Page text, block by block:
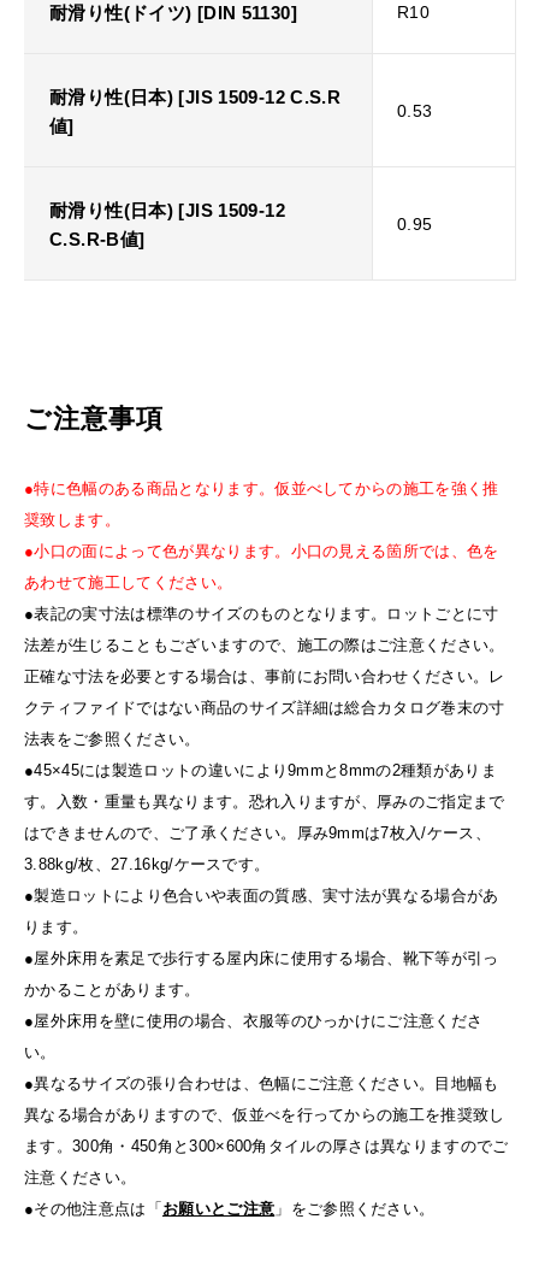
耐滑り性(ドイツ) [DIN 51130] R10
耐滑り性(日本) [JIS 1509-12 C.S.R
値]
0.53
耐滑り性(日本) [JIS 1509-12
C.S.R-B値]
0.95
ご注意事項
●特に色幅のある商品となります。仮並べしてからの施工を強く推
奨致します。
●小口の面によって色が異なります。小口の見える箇所では、色を
あわせて施工してください。
●表記の実寸法は標準のサイズのものとなります。ロットごとに寸
法差が生じることもございますので、施工の際はご注意ください。
正確な寸法を必要とする場合は、事前にお問い合わせください。レ
クティファイドではない商品のサイズ詳細は総合カタログ巻末の寸
法表をご参照ください。
●45×45には製造ロットの違いにより9mmと8mmの2種類がありま
す。入数・重量も異なります。恐れ入りますが、厚みのご指定まで
はできませんので、ご了承ください。厚み9mmは7枚入/ケース、
3.88kg/枚、27.16kg/ケースです。
●製造ロットにより色合いや表面の質感、実寸法が異なる場合があ
ります。
●屋外床用を素足で歩行する屋内床に使用する場合、靴下等が引っ
かかることがあります。
●屋外床用を壁に使用の場合、衣服等のひっかけにご注意くださ
い。
●異なるサイズの張り合わせは、色幅にご注意ください。目地幅も
異なる場合がありますので、仮並べを行ってからの施工を推奨致し
ます。300角・450角と300×600角タイルの厚さは異なりますのでご
注意ください。
●その他注意点は「お願いとご注意 」をご参照ください。